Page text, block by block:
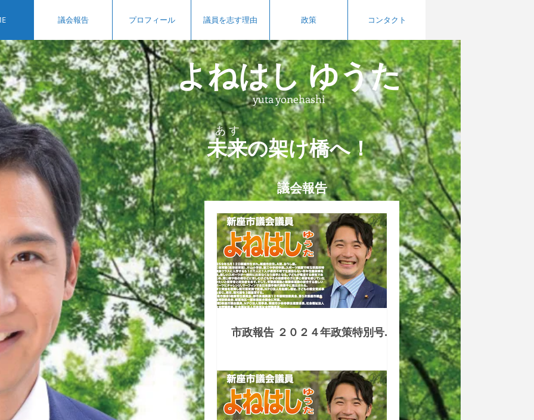
議会報告 プロフィール 議員を志す理由 政策 コンタクト
よねはし ゆうた
yuta yonehashi
未来の架け橋へ！
​あ す
議会報告
市政報告 ２０２４年政策特別号